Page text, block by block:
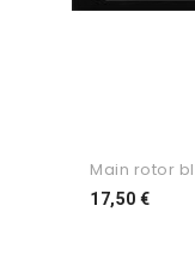
Main rotor
17,50 €Preço